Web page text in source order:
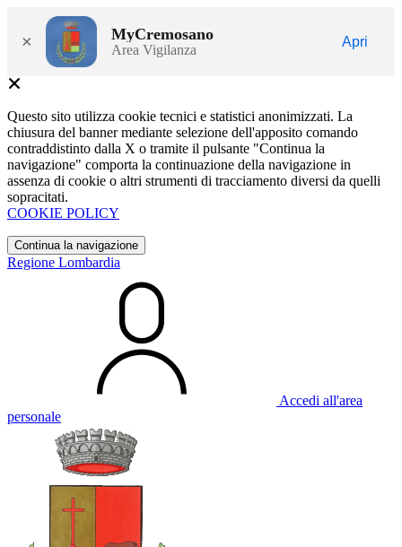
× MyCremosano
Area Vigilanza
Apri
Questo sito utilizza cookie tecnici e statistici anonimizzati. La
chiusura del banner mediante selezione dell'apposito comando
contraddistinto dalla X o tramite il pulsante "Continua la
navigazione" comporta la continuazione della navigazione in
assenza di cookie o altri strumenti di tracciamento diversi da quelli
sopracitati.
COOKIE POLICY
Continua la navigazione
Regione Lombardia
Accedi all'area
personale